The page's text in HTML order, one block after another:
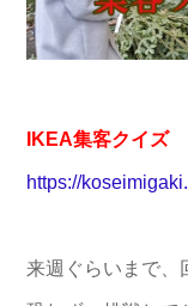
IKEA集客クイズ
https://
来週ぐらいまで、